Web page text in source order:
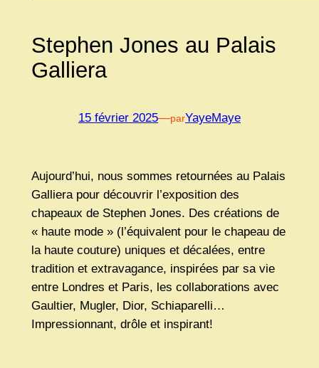
Stephen Jones au Palais
Galliera
15 février 2025—parYayeMaye
Aujourd’hui, nous sommes retournées au Palais
Galliera pour découvrir l’exposition des
chapeaux de Stephen Jones. Des créations de
« haute mode » (l’équivalent pour le chapeau de
la haute couture) uniques et décalées, entre
tradition et extravagance, inspirées par sa vie
entre Londres et Paris, les collaborations avec
Gaultier, Mugler, Dior, Schiaparelli…
Impressionnant, drôle et inspirant!